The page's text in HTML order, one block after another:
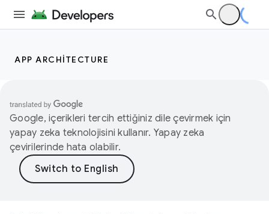
APP ARCHITECTURE
Google, içerikleri tercih ettiğiniz dile çevirmek için
yapay zeka teknolojisini kullanır. Yapay zeka
çevirilerinde hata olabilir.